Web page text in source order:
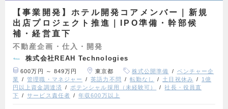
【事業開発】ホテル開発コアメンバー｜新規
出店プロジェクト推進｜IPO準備・幹部候
補・経営直下
不動産企画・仕入・開発
株式会社REAH Technologies
600万円 ～ 849万円 東京都 株式公開準備
ベンチャー企
業
管理職・マネジャー 英語力不問 転勤なし 土日祝休み
1億
円以上資金調達済
ポテンシャル採用（未経験可）
社長・役員直
下
サービス責任者 年収600万以上